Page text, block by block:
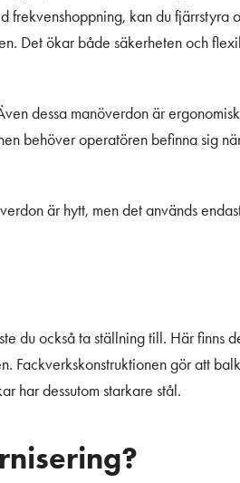
frekvenshoppning, kan du fjärrstyra
Det ökar både säkerheten och
dessa manöverdon är
behöver operatören befinna sig
är hytt, men det används
du också ta ställning till. Här finns
Fackverkskonstruktionen gör att
har dessutom starkare stål.